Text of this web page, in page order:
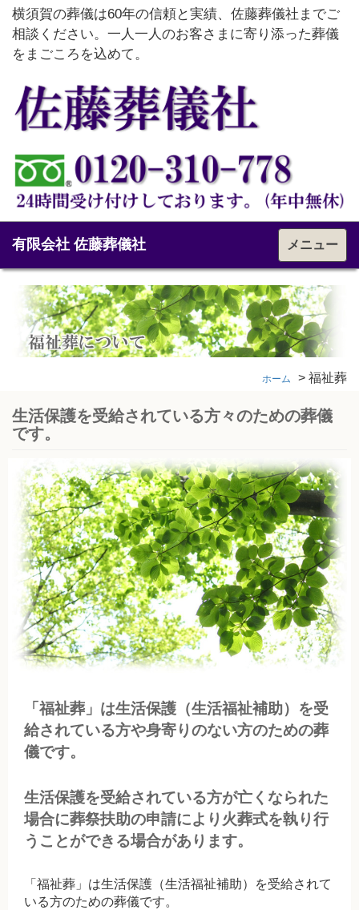
横須賀の葬儀は60年の信頼と実績、佐藤葬儀社までご
相談ください。一人一人のお客さまに寄り添った葬儀
をまごころを込めて。
メニュー
有限会社 佐藤葬儀社
ホーム > 福祉葬
生活保護を受給されている方々のための葬儀
です。
「福祉葬」は生活保護（生活福祉補助）を受
給されている方や身寄りのない方のための葬
儀です。
生活保護を受給されている方が亡くなられた
場合に葬祭扶助の申請により火葬式を執り行
うことができる場合があります。
「福祉葬」は生活保護（生活福祉補助）を受給されて
いる方のための葬儀です。